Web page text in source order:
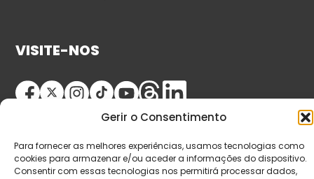
Gerir o Consentimento
Para fornecer as melhores experiências, usamos tecnologias como
cookies para armazenar e/ou aceder a informações do dispositivo.
Consentir com essas tecnologias nos permitirá processar dados,
VISITE-NOS